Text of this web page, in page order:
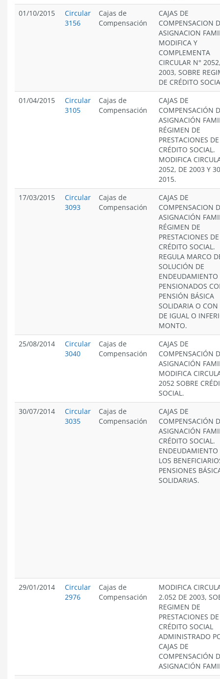
01/10/2015
Circular
3156
Cajas de
Compensación
CAJAS DE
COMPENSACION
ASIGNACION
MODIFICA Y
COMPLEMENTA
CIRCULAR N°
2003, SOBRE
DE CRÉDITO
01/04/2015
Circular
3105
Cajas de
Compensación
CAJAS DE
COMPENSACIÓN
ASIGNACIÓN
RÉGIMEN DE
PRESTACIONES DE
CRÉDITO SOCIAL.
MODIFICA
2052, DE 2003 Y
2015.
17/03/2015
Circular
3093
Cajas de
Compensación
CAJAS DE
COMPENSACION
ASIGNACIÓN
RÉGIMEN DE
PRESTACIONES DE
CRÉDITO SOCIAL.
REGULA MARCO
SOLUCIÓN DE
ENDEUDAMIENTO
PENSIONADOS
PENSIÓN BÁSICA
SOLIDARIA O CON
DE IGUAL O
MONTO.
25/08/2014
Circular
3040
Cajas de
Compensación
CAJAS DE
COMPENSACIÓN
ASIGNACIÓN
MODIFICA
2052 SOBRE
SOCIAL.
30/07/2014
Circular
3035
Cajas de
Compensación
CAJAS DE
COMPENSACIÓN
ASIGNACIÓN
CRÉDITO SOCIAL.
ENDEUDAMIENTO
LOS
PENSIONES
SOLIDARIAS.
29/01/2014
Circular
2976
Cajas de
Compensación
MODIFICA
2.052 DE 2003,
REGIMEN DE
PRESTACIONES DE
CRÉDITO SOCIAL
ADMINISTRADO
CAJAS DE
COMPENSACIÓN
ASIGNACIÓN